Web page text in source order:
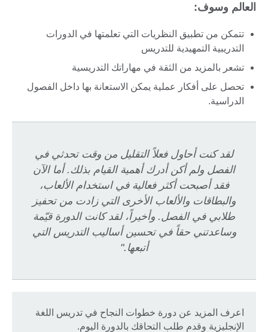
العالم وسوف:
تتمكن من تطبيق النظريات التي تعلمتها في الدورات
التدريبية التمهيدية للتدريس
تشعر بالمزيد من الثقة في مهاراتك التدريسية
تحصل على أفكار عملية يمكن الاستعانة بها داخل الفصول
الدراسية.
لقد كنت أحاول فعلاً التقليل من وقت تحدثي في
الفصل ولم أكن أدرك أهمية القيام بذلك. أما الآن
فقد أصبحت أكثر فعالية في استخدام الألعاب،
والبطاقات والألعاب الأخرى التي زادت من تحفيز
طلابي في الفصل. وأخيراً، لقد كانت الدورة قيّمة
وساعدتني حقاً في تحسين أساليب التدريس التي
أتبعها."
اعرف المزيد عن دورة خطوات النجاح في تدريس اللغة
الإنجليزية وقدم طلب التحاقك بالدورة اليوم.